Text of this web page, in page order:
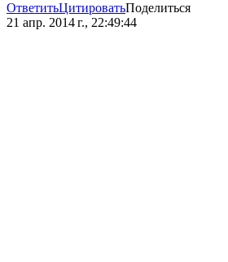
ОтветитьЦитироватьПоделиться
21 апр. 2014 г., 22:49:44